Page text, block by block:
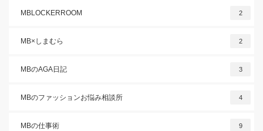
MBLOCKERROOM 2
MB×しまむら 2
MBのAGA日記 3
MBのファッションお悩み相談所 4
MBの仕事術 9